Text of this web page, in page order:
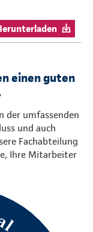
einen guten
der umfassenden
und auch
Fachabteilung
Ihre Mitarbeiter